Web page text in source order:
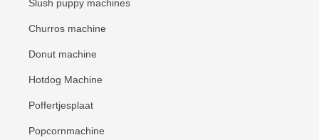
Slush puppy machines
Churros machine
Donut machine
Hotdog Machine
Poffertjesplaat
Popcornmachine